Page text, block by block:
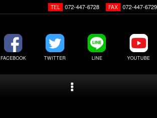
TEL 072-447-6728 FAX 072-447-6729
FACEBOOK TWITTER LINE YOUTUBE